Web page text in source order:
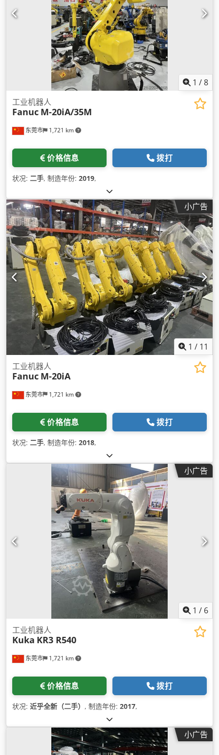
1 /8
东莞市 1,721 km
工业机器人
Fanuc M-20iA/35M
价格信息 拨打
状况: 二手, 制造年份: 2019,
小广告
1 / 11
东莞市 1,721 km
工业机器人
Fanuc M-20iA
价格信息 拨打
状况: 二手, 制造年份: 2018,
小广告
1 / 6
东莞市 1,721 km
工业机器人
Kuka KR3 R540
价格信息 拨打
状况: 近乎全新（二手） , 制造年份: 2017,
小广告